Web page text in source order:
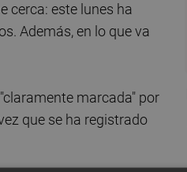
cerca: este lunes ha
Además, en lo que va
marcada" por
que se ha registrado